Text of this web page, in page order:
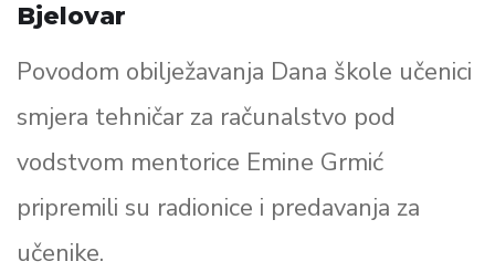
Bjelovar
Povodom obilježavanja Dana škole učenici
smjera tehničar za računalstvo pod
vodstvom mentorice Emine Grmić
pripremili su radionice i predavanja za
učenike.